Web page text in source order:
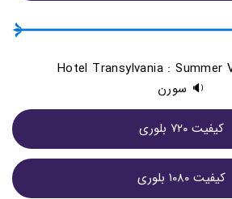
Hotel Transylvania : Summer
🔉 سورن
کيفيت ۷۲۰ بلوری
کيفيت ۱۰۸۰ بلوری